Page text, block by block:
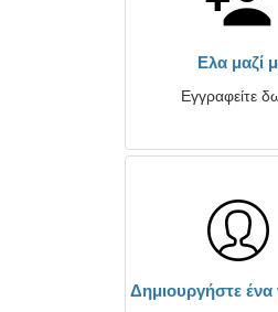
Ελα μαζί
Εγγραφείτε
Δημιουργήστε ένα